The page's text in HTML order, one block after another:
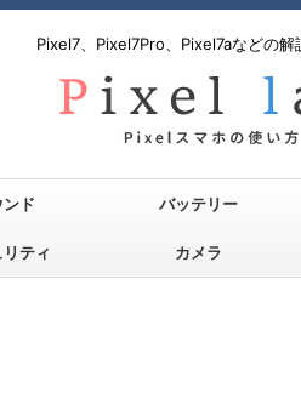
Pixel7、Pixel7Pro、Pixel7aなどの解
ド バッテリー
ティ カメラ